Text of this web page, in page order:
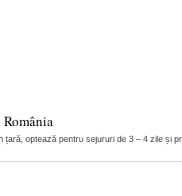
optează pentru sejururi de 3 – 4 zile și